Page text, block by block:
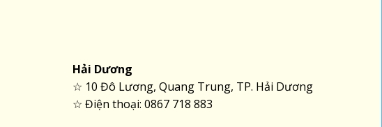
Hải Dương
☆ 10 Đô Lương, Quang Trung, TP. Hải Dương
☆ Điện thoại: 0867 718 883